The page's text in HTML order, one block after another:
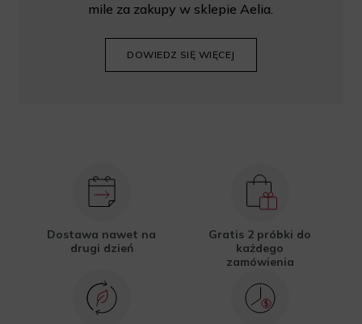
mile za zakupy w sklepie Aelia.
DOWIEDZ SIĘ WIĘCEJ
Dostawa nawet na
drugi dzień
Gratis 2 próbki do
każdego
zamówienia